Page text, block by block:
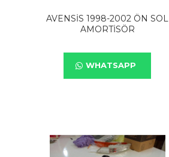
AVENSİS 1998-2002 ÖN SOL
AMORTİSÖR
WHATSAPP